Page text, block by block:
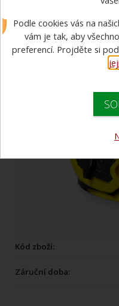
hasičská
NOVINKA
Kód zboží:
Záruční doba:
Podle cookies vás na
vám je tak, aby
preferencí. Projděte si